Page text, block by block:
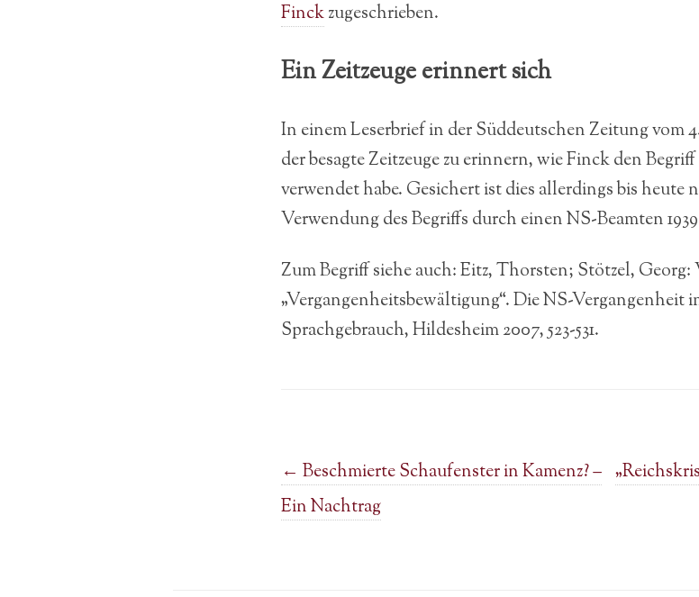
Finckzugeschrieben.
Ein Zeitzeuge erinnert sich
In einem Leserbrief in der Süddeutschen Zeitung vom
der besagte Zeitzeuge zu erinnern, wie Finck den
verwendet habe. Gesichert ist dies allerdings bis heute
Verwendung des Begriffs durch einen NS-Beamten
Zum Begriff siehe auch: Eitz, Thorsten; Stötzel,
„Vergangenheitsbewältigung“. Die NS-Vergangenheit
Sprachgebrauch, Hildesheim 2007, 523-531.
Post navigation
← Beschmierte Schaufenster in Kamenz? –
Ein Nachtrag